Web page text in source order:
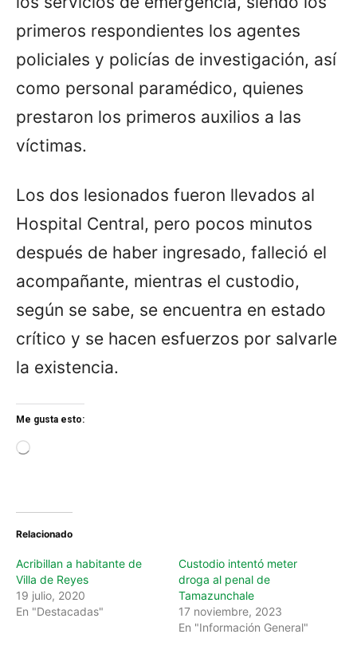
primeros respondientes los agentes
policiales y policías de investigación, así
como personal paramédico, quienes
prestaron los primeros auxilios a las
víctimas.
Los dos lesionados fueron llevados al
Hospital Central, pero pocos minutos
después de haber ingresado, falleció el
acompañante, mientras el custodio,
según se sabe, se encuentra en estado
crítico y se hacen esfuerzos por salvarle
la existencia.
Me gusta esto:
g
Relacionado
Acribillan a habitante de
Villa de Reyes
19 julio, 2020
En "Destacadas"
Custodio intentó meter
droga al penal de
Tamazunchale
17 noviembre, 2023
En "Información General"